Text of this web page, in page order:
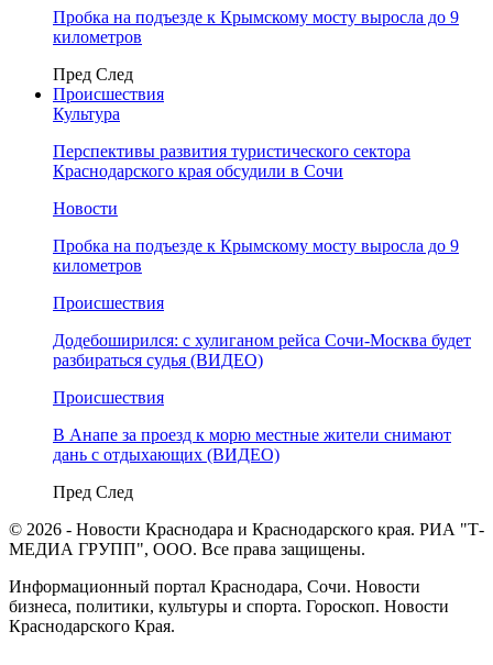
Пробка на подъезде к Крымскому мосту выросла до 9
километров
Пред След
Происшествия
Культура
Перспективы развития туристического сектора
Краснодарского края обсудили в Сочи
Новости
Пробка на подъезде к Крымскому мосту выросла до 9
километров
Происшествия
Додебоширился: с хулиганом рейса Сочи-Москва будет
разбираться судья (ВИДЕО)
Происшествия
В Анапе за проезд к морю местные жители снимают
дань с отдыхающих (ВИДЕО)
Пред След
© 2026 - Новости Краснодара и Краснодарского края. РИА "Т-
МЕДИА ГРУПП", ООО. Все права защищены.
Информационный портал Краснодара, Сочи. Новости
бизнеса, политики, культуры и спорта. Гороскоп. Новости
Краснодарского Края.